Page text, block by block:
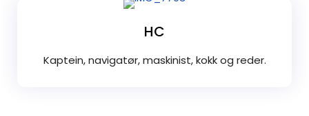
HC
Kaptein, navigatør, maskinist, kokk og reder.